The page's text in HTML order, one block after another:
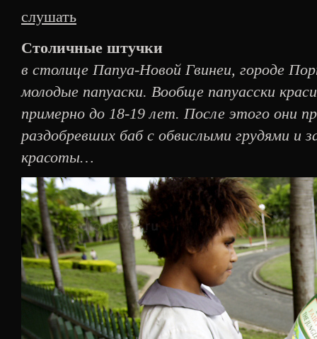
слушать
Столичные штучки
в столице Папуа-Новой Гвинеи, городе
молодые папуаски. Вообще папуасски
примерно до 18-19 лет. После этого они
раздобревших баб с обвислыми грудями и
красоты…